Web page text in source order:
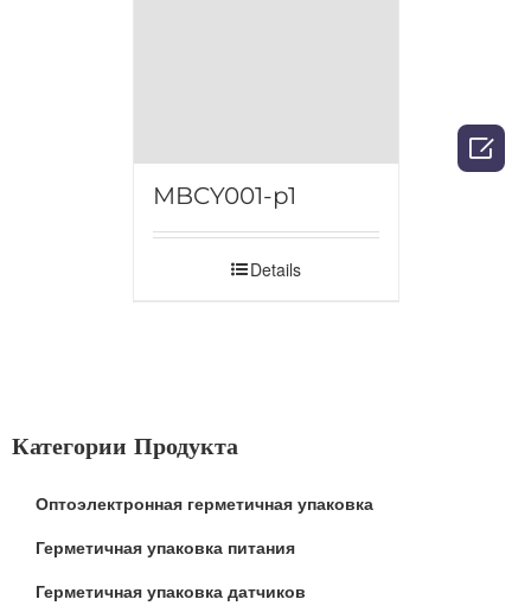
MBCY001-p1
Details
Категории Продукта
Оптоэлектронная герметичная упаковка
Герметичная упаковка питания
Герметичная упаковка датчиков
